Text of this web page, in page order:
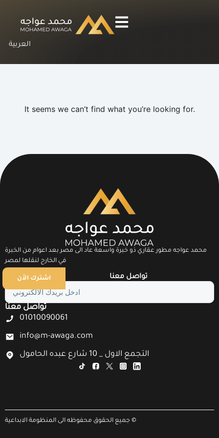
العربية
It seems we can’t find what you’re looking for.
محمد عواجه مطور عقاري ذو خبرة واسعة عاد الى مصر بعد اعوام من الخبرة
في الخارج لنقلها لمصر
روابط تهمك تواصل معنا اشترك الاَن
تواصل معنا
01010090061
info@m-awaga.com
التجمع الاول _ 10 شارع عبده الحامول
جميع الحقوق محفوظه الى المنظومة الابداعية ©